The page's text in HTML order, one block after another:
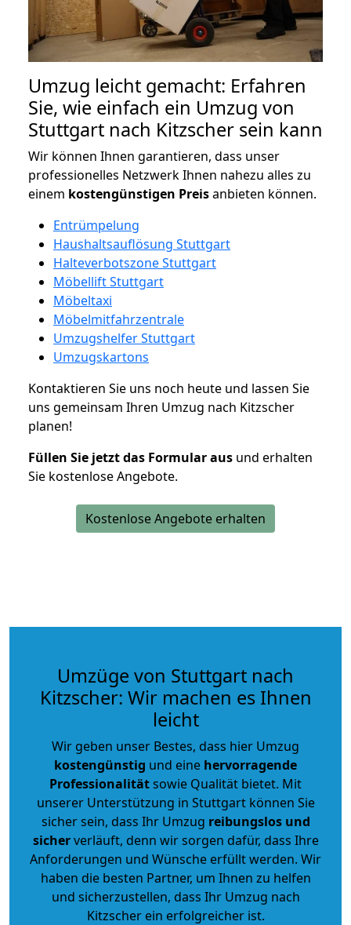
Umzug leicht gemacht: Erfahren
Sie, wie einfach ein Umzug von
Stuttgart nach Kitzscher sein kann
Wir können Ihnen garantieren, dass unser
professionelles Netzwerk Ihnen nahezu alles zu
einem kostengünstigen Preisanbieten können.
Entrümpelung
Haushaltsauflösung Stuttgart
Halteverbotszone Stuttgart
Möbellift Stuttgart
Möbeltaxi
Möbelmitfahrzentrale
Umzugshelfer Stuttgart
Umzugskartons
Kontaktieren Sie uns noch heute und lassen Sie
uns gemeinsam Ihren Umzug nach Kitzscher
planen!
Füllen Sie jetzt das Formular aus und erhalten
Sie kostenlose Angebote.
Kostenlose Angebote erhalten
Umzüge von Stuttgart nach
Kitzscher: Wir machen es Ihnen
leicht
Wir geben unser Bestes, dass hier Umzug
kostengünstig und eine hervorragende
Professionalitätsowie Qualität bietet. Mit
unserer Unterstützung in Stuttgart können Sie
sicher sein, dass Ihr Umzug reibungslos und
sicherverläuft, denn wir sorgen dafür, dass Ihre
Anforderungen und Wünsche erfüllt werden. Wir
haben die besten Partner, um Ihnen zu helfen
und sicherzustellen, dass Ihr Umzug nach
Kitzscher ein erfolgreicher ist.